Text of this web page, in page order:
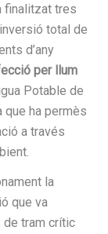
finalitzat tres
total de
d’any
per llum
Potable de
que ha permès
a través
la
que va
tram crític